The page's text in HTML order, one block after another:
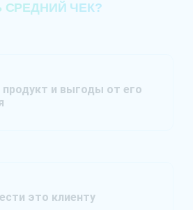
ЧЕК?
и выгоды от его
это клиенту